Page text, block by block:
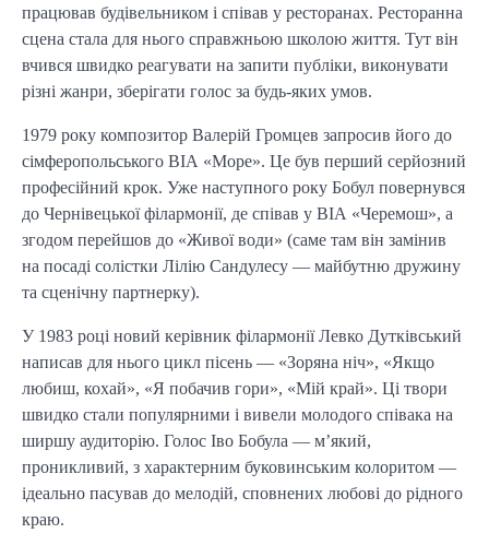
працював будівельником і співав у ресторанах. Ресторанна
сцена стала для нього справжньою школою життя. Тут він
вчився швидко реагувати на запити публіки, виконувати
різні жанри, зберігати голос за будь-яких умов.
1979 року композитор Валерій Громцев запросив його до
сімферопольського ВІА «Море». Це був перший серйозний
професійний крок. Уже наступного року Бобул повернувся
до Чернівецької філармонії, де співав у ВІА «Черемош», а
згодом перейшов до «Живої води» (саме там він замінив
на посаді солістки Лілію Сандулесу — майбутню дружину
та сценічну партнерку).
У 1983 році новий керівник філармонії Левко Дутківський
написав для нього цикл пісень — «Зоряна ніч», «Якщо
любиш, кохай», «Я побачив гори», «Мій край». Ці твори
швидко стали популярними і вивели молодого співака на
ширшу аудиторію. Голос Іво Бобула — м’який,
проникливий, з характерним буковинським колоритом —
ідеально пасував до мелодій, сповнених любові до рідного
краю.